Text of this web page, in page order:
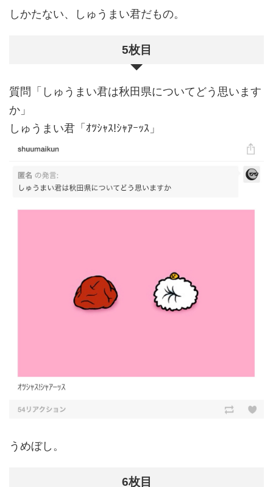
しかたない、しゅうまい君だもの。
5枚目
質問「しゅうまい君は秋田県についてどう思います
か」
しゅうまい君「ｵﾂｼｬｽ!ｼｬｱｰｯｽ」
うめぼし。
6枚目